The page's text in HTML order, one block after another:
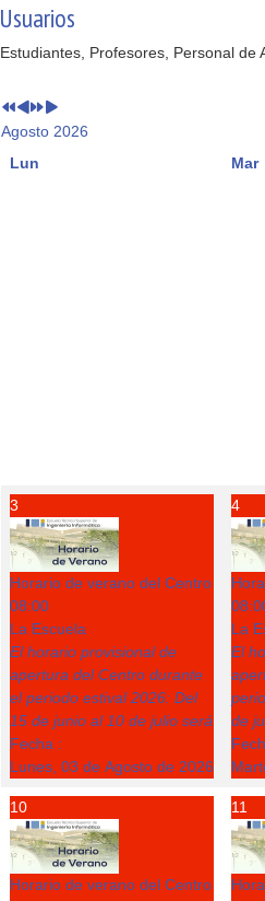
Usuarios
Estudiantes, Profesores, Personal de
Agosto 2026
Lun
Mar
3
Horario de verano del Centro
08:00
La Escuela
El horario provisional de
apertura del Centro durante
el periodo estival 2026: Del
15 de junio al 10 de julio será
Fecha :
Lunes, 03 de Agosto de 2026
4
La
El
de
10
Horario de verano del Centro
11